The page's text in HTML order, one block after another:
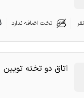
تخت اضافه ندارد
اتاق دو تخته تویین